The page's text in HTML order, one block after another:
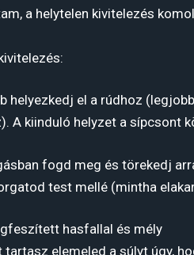
a helytelen kivitelezés
helyezkedj el a rúdhoz
A kiinduló helyzet a sípcsont
fogd meg és törekedj
test mellé (mintha
hasfallal és mély
elemeled a súlyt úgy,